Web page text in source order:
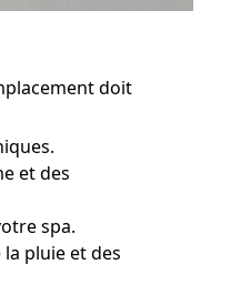
doit
et des
spa.
pluie et des